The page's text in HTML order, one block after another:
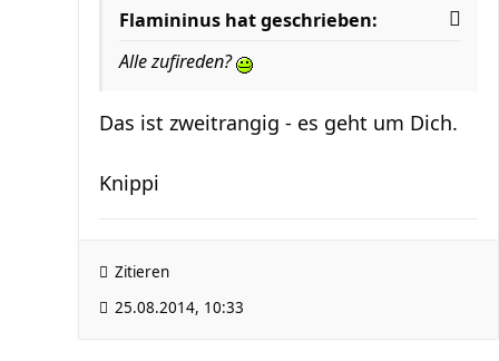
Flamininus hat geschrieben:
Alle zufireden?
Das ist zweitrangig - es geht um Dich.
Knippi
Zitieren
25.08.2014, 10:33